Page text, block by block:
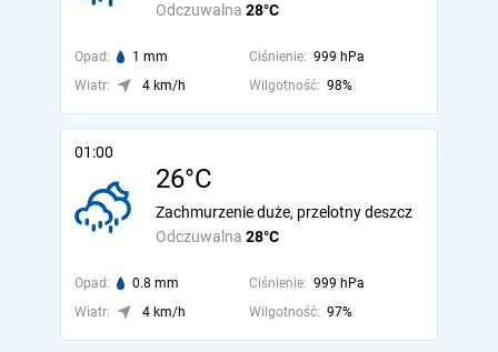
Odczuwalna 28°C
Opad: 1 mm Ciśnienie: 999 hPa
Wiatr:
4 km/h Wilgotność: 98%
01:00
26°C
Odczuwalna 28°C
Zachmurzenie duże, przelotny deszcz
Opad: 0.8 mm Ciśnienie: 999 hPa
Wiatr:
4 km/h Wilgotność: 97%